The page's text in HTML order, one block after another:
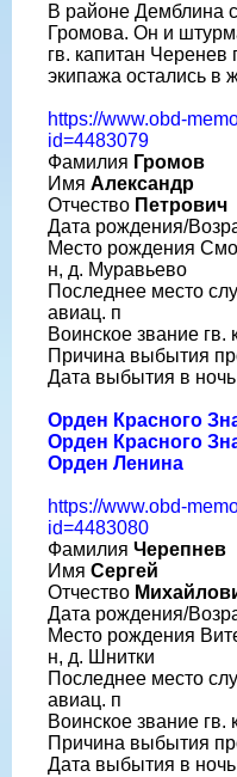
В районе Демблина
Громова. Он и
гв. капитан
экипажа остались в
https://www.obd-
id=4483079
Фамилия Громов
Имя Александр
Отчество Петрович
Дата рождения/
Место рождения
н, д. Муравьево
Последнее место
авиац. п
Воинское звание гв.
Причина выбытия
Дата выбытия в
Орден Красного
Орден Красного
Орден Ленина
https://www.obd-
id=4483080
Фамилия Черепнев
Имя Сергей
Отчество
Дата рождения/
Место рождения
н, д. Шнитки
Последнее место
авиац. п
Воинское звание гв.
Причина выбытия
Дата выбытия в